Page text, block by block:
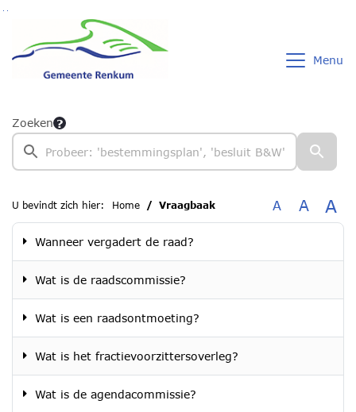
Ga naar de inhoud van deze pagina
Ga naar het zoeken
Ga naar het menu
Menu
Zoeken
U bevindt zich hier: Home Vraagbaak A A A
Wanneer vergadert de raad?
Wat is de raadscommissie?
Wat is een raadsontmoeting?
Wat is het fractievoorzittersoverleg?
Wat is de agendacommissie?